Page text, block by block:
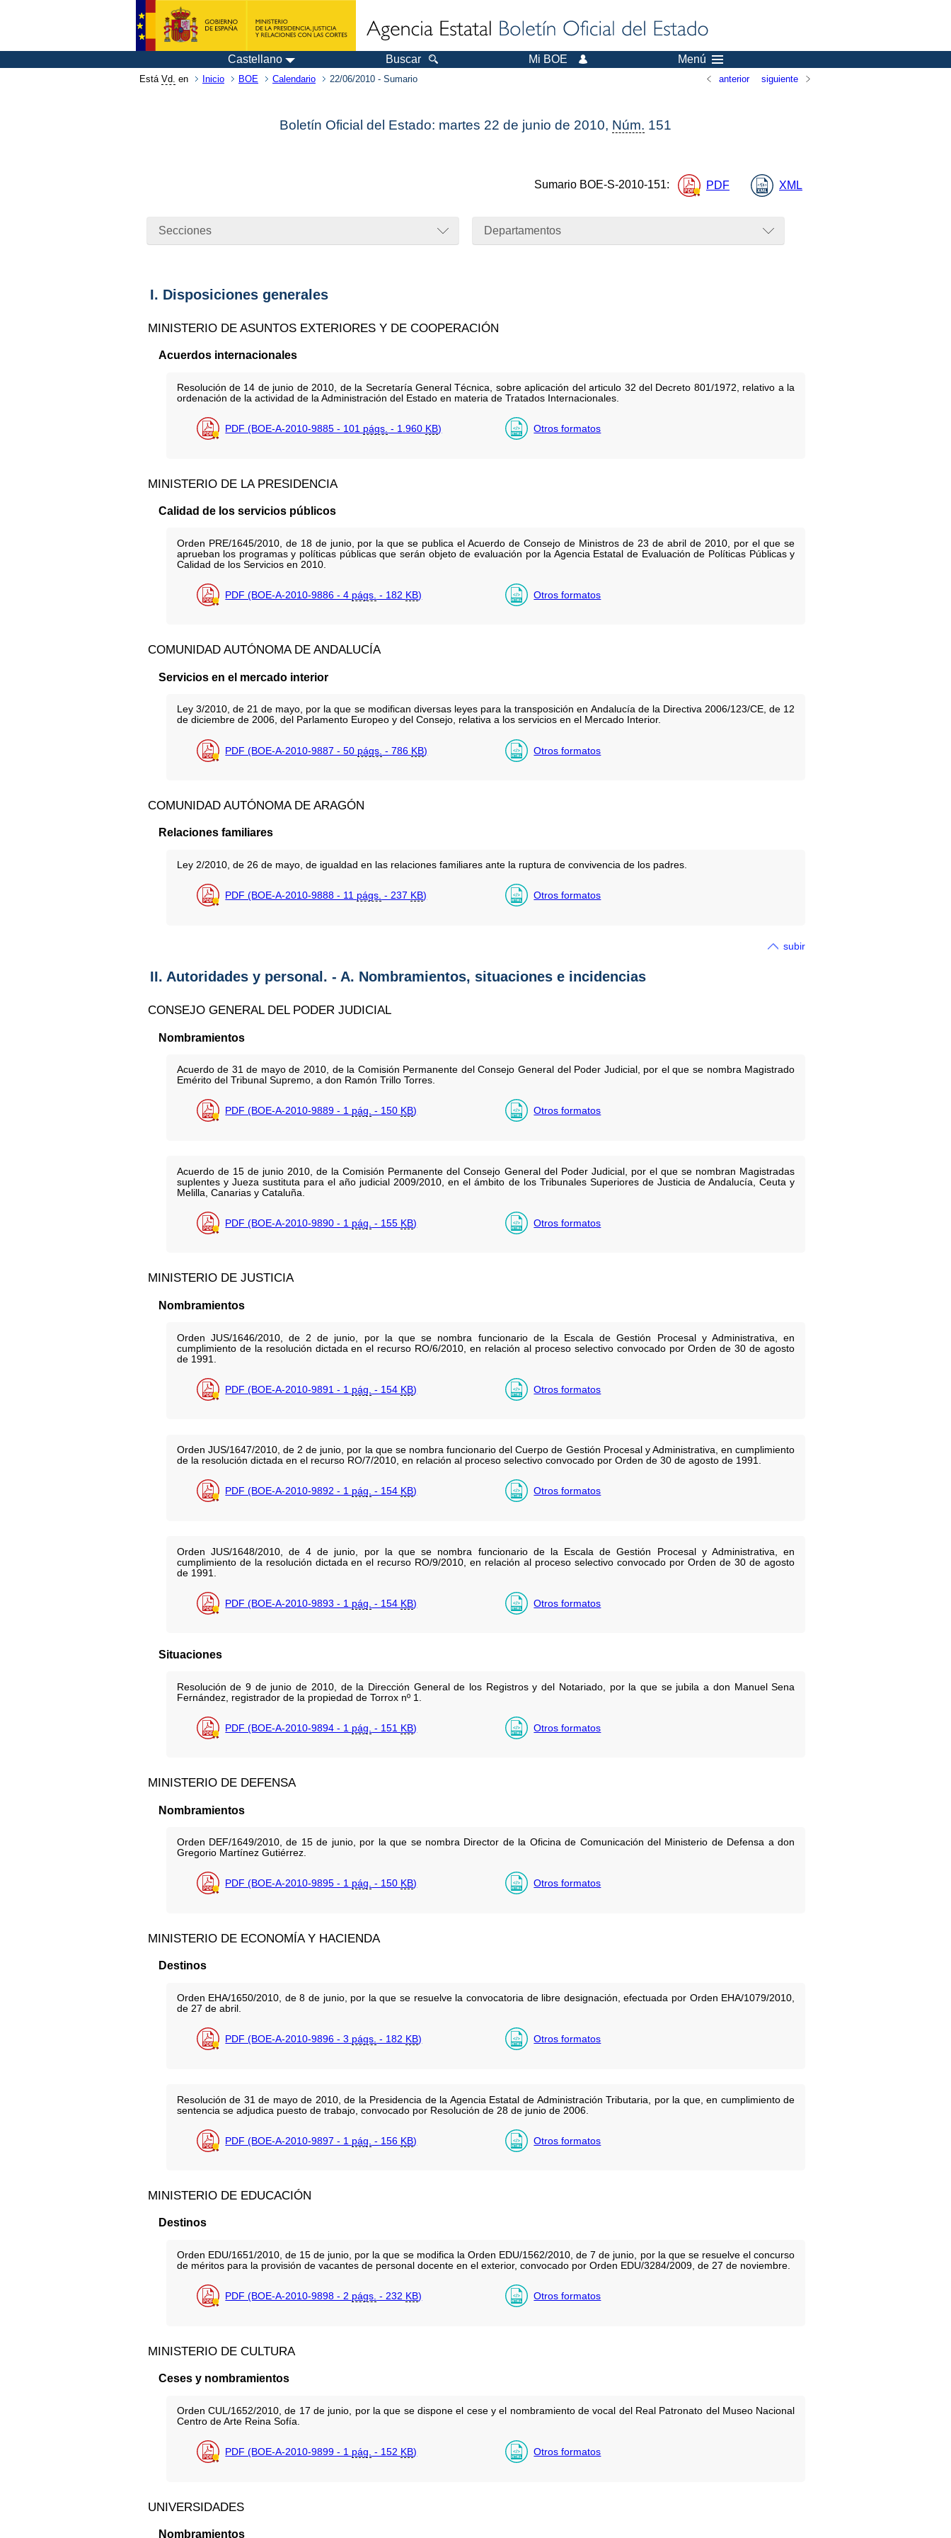
Castellano Buscar Mi BOE Menú
Está Vd. en Inicio BOE Calendario 22/06/2010 - Sumario anterior siguiente
Boletín Oficial del Estado: martes 22 de junio de 2010, Núm. 151
Sumario BOE-S-2010-151: PDF XML
Secciones Departamentos
I. Disposiciones generales
MINISTERIO DE ASUNTOS EXTERIORES Y DE COOPERACIÓN
Acuerdos internacionales
Resolución de 14 de junio de 2010, de la Secretaría General Técnica, sobre aplicación del articulo 32 del Decreto 801/1972, relativo a la
ordenación de la actividad de la Administración del Estado en materia de Tratados Internacionales.
PDF (BOE-A-2010-9885 - 101 págs. - 1.960 KB) Otros formatos
MINISTERIO DE LA PRESIDENCIA
Calidad de los servicios públicos
Orden PRE/1645/2010, de 18 de junio, por la que se publica el Acuerdo de Consejo de Ministros de 23 de abril de 2010, por el que se
aprueban los programas y políticas públicas que serán objeto de evaluación por la Agencia Estatal de Evaluación de Políticas Públicas y
Calidad de los Servicios en 2010.
PDF (BOE-A-2010-9886 - 4 págs. - 182 KB) Otros formatos
COMUNIDAD AUTÓNOMA DE ANDALUCÍA
Servicios en el mercado interior
Ley 3/2010, de 21 de mayo, por la que se modifican diversas leyes para la transposición en Andalucía de la Directiva 2006/123/CE, de 12
de diciembre de 2006, del Parlamento Europeo y del Consejo, relativa a los servicios en el Mercado Interior.
PDF (BOE-A-2010-9887 - 50 págs. - 786 KB) Otros formatos
COMUNIDAD AUTÓNOMA DE ARAGÓN
Relaciones familiares
Ley 2/2010, de 26 de mayo, de igualdad en las relaciones familiares ante la ruptura de convivencia de los padres.
PDF (BOE-A-2010-9888 - 11 págs. - 237 KB) Otros formatos
subir
II. Autoridades y personal. - A. Nombramientos, situaciones e incidencias
CONSEJO GENERAL DEL PODER JUDICIAL
Nombramientos
Acuerdo de 31 de mayo de 2010, de la Comisión Permanente del Consejo General del Poder Judicial, por el que se nombra Magistrado
Emérito del Tribunal Supremo, a don Ramón Trillo Torres.
PDF (BOE-A-2010-9889 - 1 pág. - 150 KB) Otros formatos
Acuerdo de 15 de junio 2010, de la Comisión Permanente del Consejo General del Poder Judicial, por el que se nombran Magistradas
suplentes y Jueza sustituta para el año judicial 2009/2010, en el ámbito de los Tribunales Superiores de Justicia de Andalucía, Ceuta y
Melilla, Canarias y Cataluña.
PDF (BOE-A-2010-9890 - 1 pág. - 155 KB) Otros formatos
MINISTERIO DE JUSTICIA
Nombramientos
Orden JUS/1646/2010, de 2 de junio, por la que se nombra funcionario de la Escala de Gestión Procesal y Administrativa, en
cumplimiento de la resolución dictada en el recurso RO/6/2010, en relación al proceso selectivo convocado por Orden de 30 de agosto
de 1991.
PDF (BOE-A-2010-9891 - 1 pág. - 154 KB) Otros formatos
Orden JUS/1647/2010, de 2 de junio, por la que se nombra funcionario del Cuerpo de Gestión Procesal y Administrativa, en cumplimiento
de la resolución dictada en el recurso RO/7/2010, en relación al proceso selectivo convocado por Orden de 30 de agosto de 1991.
PDF (BOE-A-2010-9892 - 1 pág. - 154 KB) Otros formatos
Orden JUS/1648/2010, de 4 de junio, por la que se nombra funcionario de la Escala de Gestión Procesal y Administrativa, en
cumplimiento de la resolución dictada en el recurso RO/9/2010, en relación al proceso selectivo convocado por Orden de 30 de agosto
de 1991.
PDF (BOE-A-2010-9893 - 1 pág. - 154 KB) Otros formatos
Situaciones
Resolución de 9 de junio de 2010, de la Dirección General de los Registros y del Notariado, por la que se jubila a don Manuel Sena
Fernández, registrador de la propiedad de Torrox nº 1.
PDF (BOE-A-2010-9894 - 1 pág. - 151 KB) Otros formatos
MINISTERIO DE DEFENSA
Nombramientos
Orden DEF/1649/2010, de 15 de junio, por la que se nombra Director de la Oficina de Comunicación del Ministerio de Defensa a don
Gregorio Martínez Gutiérrez.
PDF (BOE-A-2010-9895 - 1 pág. - 150 KB) Otros formatos
MINISTERIO DE ECONOMÍA Y HACIENDA
Destinos
Orden EHA/1650/2010, de 8 de junio, por la que se resuelve la convocatoria de libre designación, efectuada por Orden EHA/1079/2010,
de 27 de abril.
PDF (BOE-A-2010-9896 - 3 págs. - 182 KB) Otros formatos
Resolución de 31 de mayo de 2010, de la Presidencia de la Agencia Estatal de Administración Tributaria, por la que, en cumplimiento de
sentencia se adjudica puesto de trabajo, convocado por Resolución de 28 de junio de 2006.
PDF (BOE-A-2010-9897 - 1 pág. - 156 KB) Otros formatos
MINISTERIO DE EDUCACIÓN
Destinos
Orden EDU/1651/2010, de 15 de junio, por la que se modifica la Orden EDU/1562/2010, de 7 de junio, por la que se resuelve el concurso
de méritos para la provisión de vacantes de personal docente en el exterior, convocado por Orden EDU/3284/2009, de 27 de noviembre.
PDF (BOE-A-2010-9898 - 2 págs. - 232 KB) Otros formatos
MINISTERIO DE CULTURA
Ceses y nombramientos
Orden CUL/1652/2010, de 17 de junio, por la que se dispone el cese y el nombramiento de vocal del Real Patronato del Museo Nacional
Centro de Arte Reina Sofía.
PDF (BOE-A-2010-9899 - 1 pág. - 152 KB) Otros formatos
UNIVERSIDADES
Nombramientos